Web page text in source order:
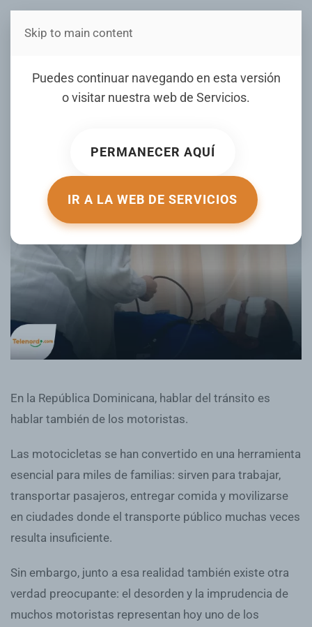
Estás en Telenord Medios
Puedes continuar navegando en esta versión
o visitar nuestra web de Servicios.
PERMANECER AQUÍ
IR A LA WEB DE SERVICIOS
Skip to main content
Editorial de NTN: "Caos
sobre dos ruedas"
En la República Dominicana, hablar del tránsito es
hablar también de los motoristas.
Las motocicletas se han convertido en una herramienta
esencial para miles de familias: sirven para trabajar,
transportar pasajeros, entregar comida y movilizarse
en ciudades donde el transporte público muchas veces
resulta insuficiente.
Sin embargo, junto a esa realidad también existe otra
verdad preocupante: el desorden y la imprudencia de
muchos motoristas representan hoy uno de los